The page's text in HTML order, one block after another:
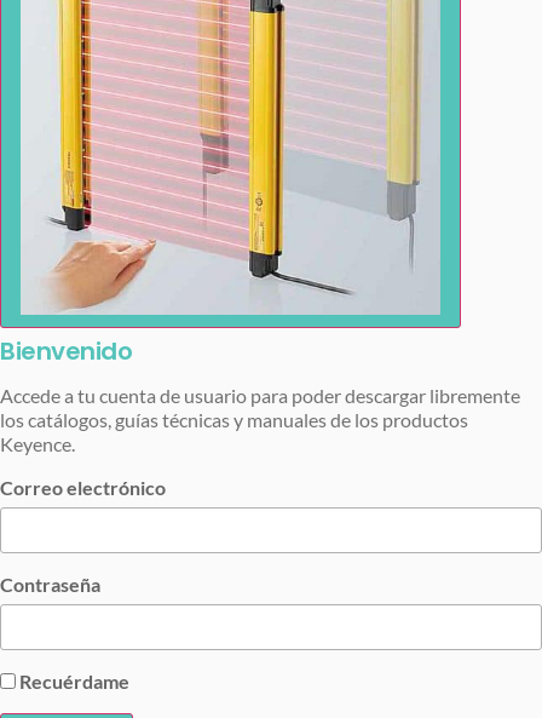
Bienvenido
Accede a tu cuenta de usuario para poder descargar libremente
los catálogos, guías técnicas y manuales de los productos
Keyence.
Correo electrónico
Contraseña
Recuérdame